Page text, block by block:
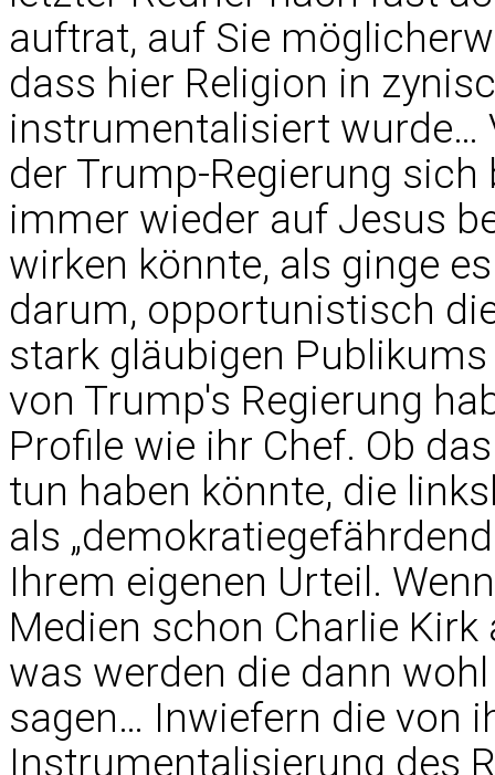
auftrat, auf Sie
dass hier Religion in
instrumentalisiert wurde…
der Trump-Regierung
immer wieder auf Jesus
wirken könnte, als ginge
darum, opportunistisch
stark gläubigen
von Trump's Regierung
Profile wie ihr Chef. Ob
tun haben könnte, die
als
Ihrem eigenen Urteil.
Medien schon Charlie Kirk
was werden die dann
sagen… Inwiefern die von
Instrumentalisierung des